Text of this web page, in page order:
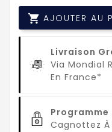
 AJOUTER AU
Livraison
Via Mondial
En France*
Cagnottez